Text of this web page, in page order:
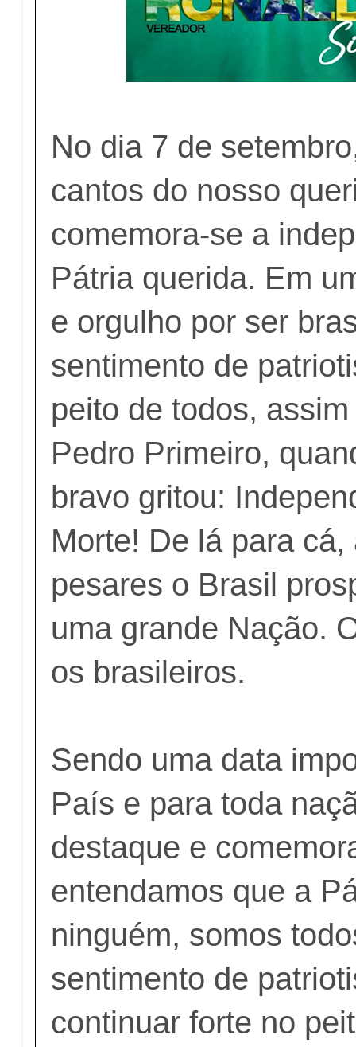
No dia 7 de
cantos do nosso
comemora-se a
Pátria querida. Em
e orgulho por ser
sentimento de
peito de todos,
Pedro Primeiro,
bravo gritou:
Morte! De lá para cá,
pesares o Brasil
uma grande Nação.
os brasileiros.
Sendo uma data
País e para toda
destaque e
entendamos que a
ninguém, somos
sentimento de
continuar forte no